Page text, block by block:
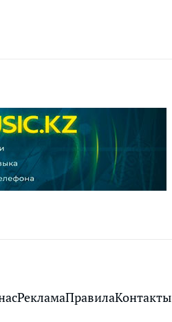
РекламаПравилаКонтакты